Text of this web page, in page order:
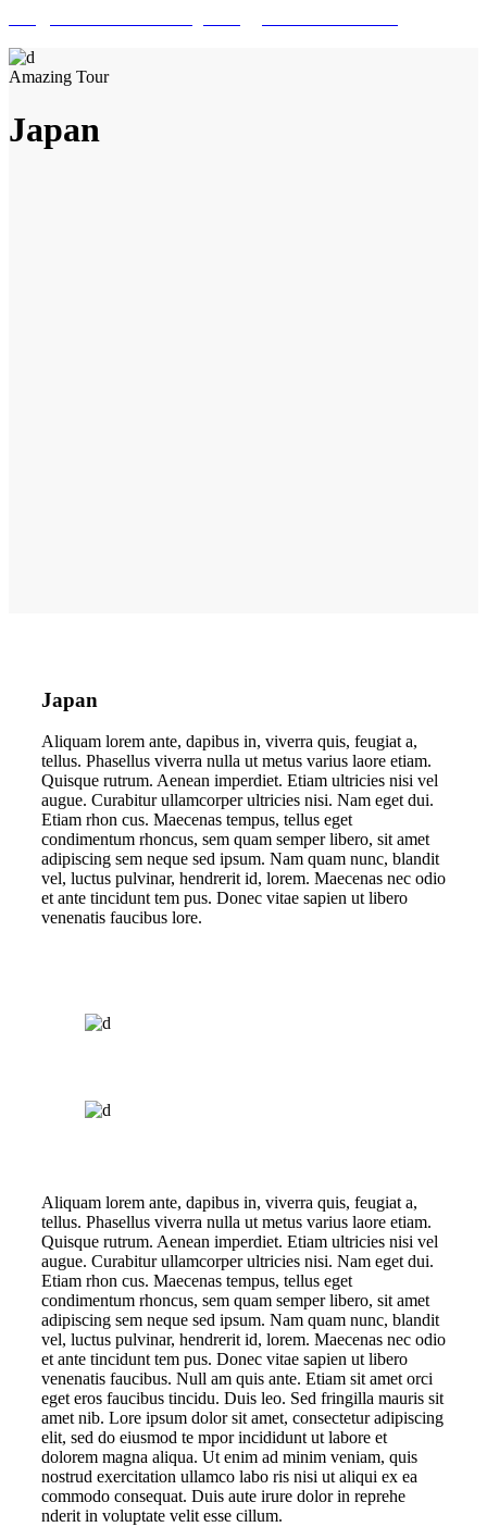
Amazing Tour
Japan
Japan
Aliquam lorem ante, dapibus in, viverra quis, feugiat a,
tellus. Phasellus viverra nulla ut metus varius laore etiam.
Quisque rutrum. Aenean imperdiet. Etiam ultricies nisi vel
augue. Curabitur ullamcorper ultricies nisi. Nam eget dui.
Etiam rhon cus. Maecenas tempus, tellus eget
condimentum rhoncus, sem quam semper libero, sit amet
adipiscing sem neque sed ipsum. Nam quam nunc, blandit
vel, luctus pulvinar, hendrerit id, lorem. Maecenas nec odio
et ante tincidunt tem pus. Donec vitae sapien ut libero
venenatis faucibus lore.
Aliquam lorem ante, dapibus in, viverra quis, feugiat a,
tellus. Phasellus viverra nulla ut metus varius laore etiam.
Quisque rutrum. Aenean imperdiet. Etiam ultricies nisi vel
augue. Curabitur ullamcorper ultricies nisi. Nam eget dui.
Etiam rhon cus. Maecenas tempus, tellus eget
condimentum rhoncus, sem quam semper libero, sit amet
adipiscing sem neque sed ipsum. Nam quam nunc, blandit
vel, luctus pulvinar, hendrerit id, lorem. Maecenas nec odio
et ante tincidunt tem pus. Donec vitae sapien ut libero
venenatis faucibus. Null am quis ante. Etiam sit amet orci
eget eros faucibus tincidu. Duis leo. Sed fringilla mauris sit
amet nib. Lore ipsum dolor sit amet, consectetur adipiscing
elit, sed do eiusmod te mpor incididunt ut labore et
dolorem magna aliqua. Ut enim ad minim veniam, quis
nostrud exercitation ullamco labo ris nisi ut aliqui ex ea
commodo consequat. Duis aute irure dolor in reprehe
nderit in voluptate velit esse cillum.